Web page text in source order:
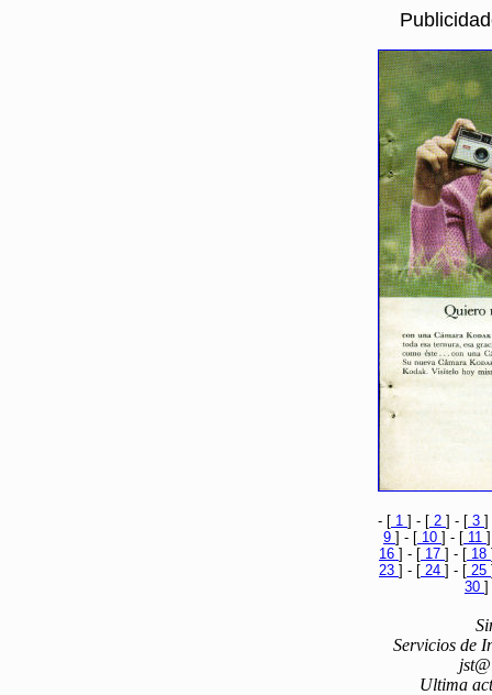
- [ 1 ] - [ 2 ] - [ 3 ]
9 ] - [ 10 ] - [ 11
16 ] - [ 17 ] - [ 18
23 ] - [ 24 ] - [ 25
30
Servicios de
Ultima